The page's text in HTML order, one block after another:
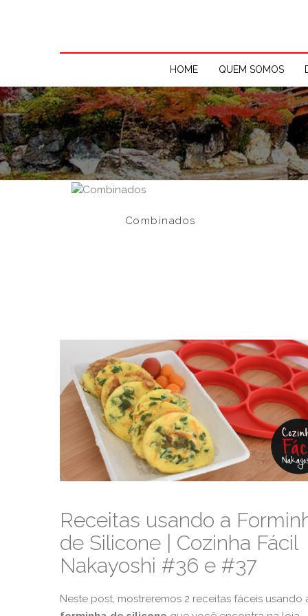
HOME QUEM SOMOS
Combinados
Receitas usando a
de Silicone | Cozinha Fácil
Nakayoshi #36 e #37
Neste post, mostreremos 2 receitas fáceis usando